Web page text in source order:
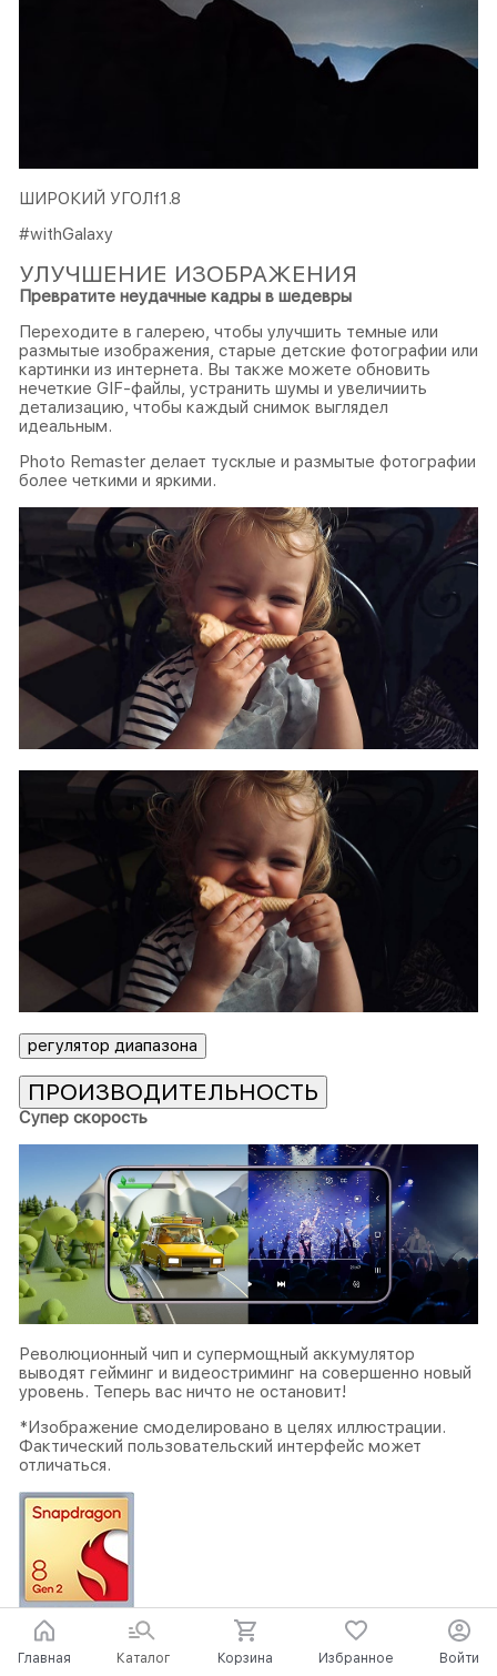
ШИРОКИЙ УГОЛf1.8
#withGalaxy
УЛУЧШЕНИЕ ИЗОБРАЖЕНИЯ
Превратите неудачные кадры в шедевры
Переходите в галерею, чтобы улучшить темные или
размытые изображения, старые детские фотографии или
картинки из интернета. Вы также можете обновить
нечеткие GIF-файлы, устранить шумы и увеличиить
детализацию, чтобы каждый снимок выглядел
идеальным.
Photo Remaster делает тусклые и размытые фотографии
более четкими и яркими.
регулятор диапазона
ПРОИЗВОДИТЕЛЬНОСТЬ
Супер скорость
Революционный чип и супермощный аккумулятор
выводят гейминг и видеостриминг на совершенно новый
уровень. Теперь вас ничто не остановит!
*Изображение смоделировано в целях иллюстрации.
Фактический пользовательский интерфейс может
отличаться.
Самый быстрый Snapdragon7
Главная Каталог Корзина Избранное Войти